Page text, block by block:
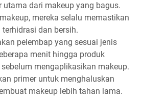
utama dari makeup yang bagus.
mereka selalu memastikan
dan bersih.
pelembap yang sesuai jenis
menit hingga produk
mengaplikasikan makeup.
primer untuk menghaluskan
makeup lebih tahan lama.